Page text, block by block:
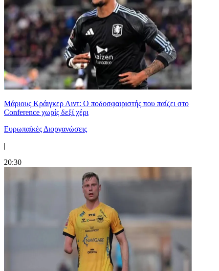
Μάριους Κράιγκερ Λιντ: Ο ποδοσφαιριστής που παίζει στο
Conference χωρίς δεξί χέρι
Ευρωπαϊκές Διοργανώσεις
|
20:30